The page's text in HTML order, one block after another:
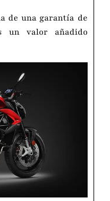
de una garantía de
un valor añadido